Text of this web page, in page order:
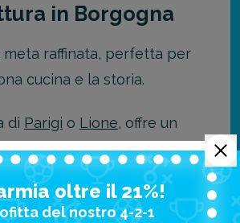
in Borgogna
meta raffinata, perfetta per
cucina e la storia.
di Parigi o Lione, offre un
patrimonioUNESCOdi rara
oltre il 21%!
del nostro 4-2-1